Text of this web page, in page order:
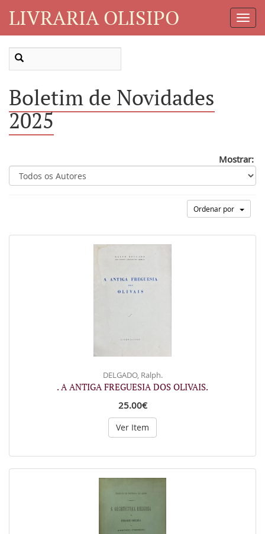
LIVRARIA OLISIPO
Boletim de Novidades
2025
Mostrar:
Ordenar por
DELGADO, Ralph.
. A ANTIGA FREGUESIA DOS OLIVAIS.
25.00€
Ver Item